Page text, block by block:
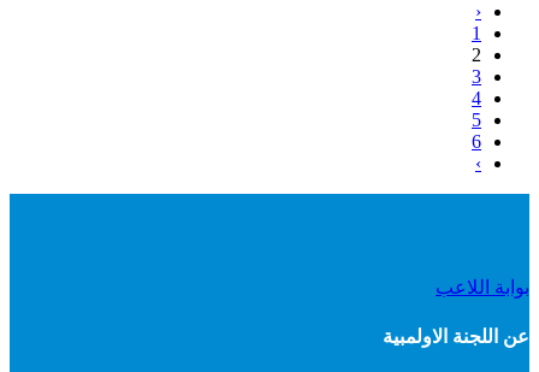
‹
1
2
3
4
5
6
›
بوابة اللاعب
عن اللجنة الاولمبية